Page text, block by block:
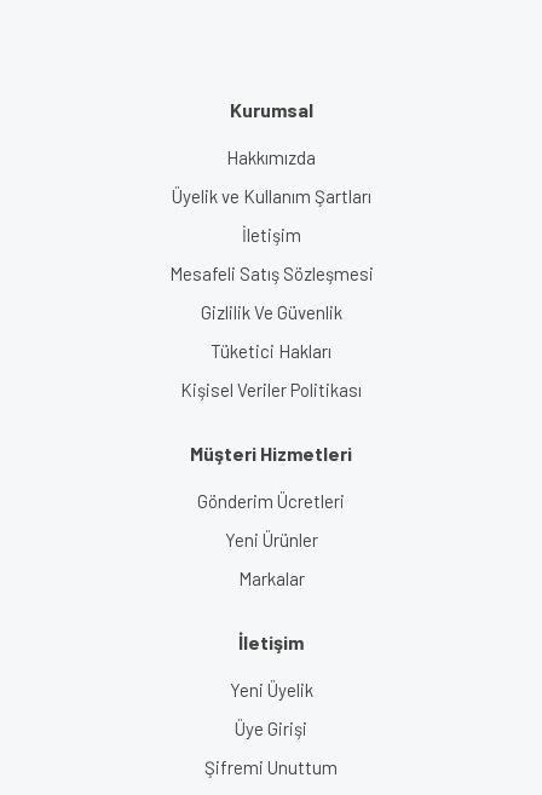
Kurumsal
Hakkımızda
Üyelik ve Kullanım Şartları
İletişim
Mesafeli Satış Sözleşmesi
Gizlilik Ve Güvenlik
Tüketici Hakları
Kişisel Veriler Politikası
Müşteri Hizmetleri
Gönderim Ücretleri
Yeni Ürünler
Markalar
İletişim
Yeni Üyelik
Üye Girişi
Şifremi Unuttum